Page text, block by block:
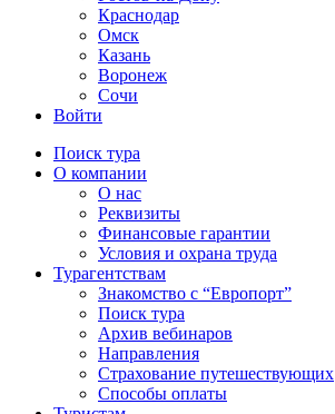
Краснодар
Омск
Казань
Воронеж
Сочи
Войти
Поиск тура
О компании
О нас
Реквизиты
Финансовые гарантии
Условия и охрана труда
Турагентствам
Знакомство с “Европорт”
Поиск тура
Архив вебинаров
Направления
Страхование путешествующих
Способы оплаты